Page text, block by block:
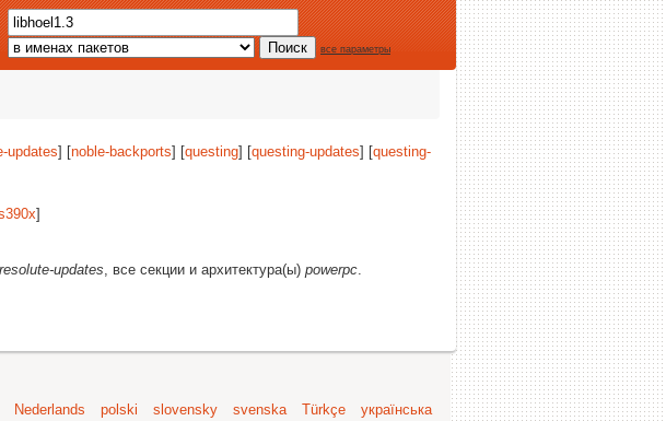
все параметры
updates] [noble-backports] [questing] [questing-updates] [questing-
]
resolute-updates, все секции и архитектура(ы) powerpc.
Nederlands polski slovensky svenska Türkçe
українська